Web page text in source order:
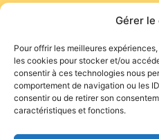
Gérer
Pour offrir les meilleures
les cookies pour stocker et/ou
consentir à ces technologies nous
comportement de navigation ou les
consentir ou de retirer son
caractéristiques et fonctions.
Site de